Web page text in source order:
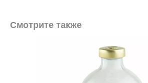
Смотрите также